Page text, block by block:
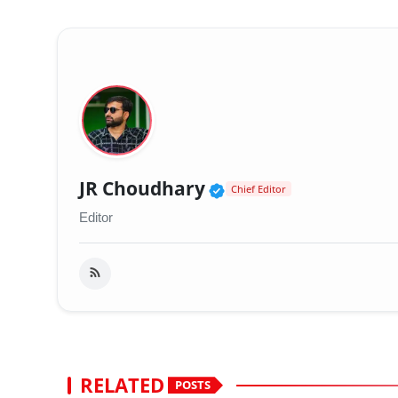
JR Choudhary Verified Public
Chief Editor
Editor
RELATED POSTS